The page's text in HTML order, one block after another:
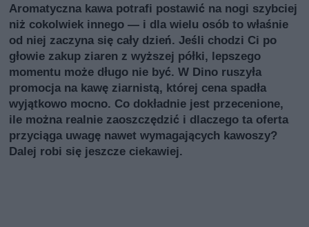
Aromatyczna kawa potrafi postawić na nogi szybciej
niż cokolwiek innego — i dla wielu osób to właśnie
od niej zaczyna się cały dzień. Jeśli chodzi Ci po
głowie zakup ziaren z wyższej półki, lepszego
momentu może długo nie być. W Dino ruszyła
promocja na kawę ziarnistą, której cena spadła
wyjątkowo mocno. Co dokładnie jest przecenione,
ile można realnie zaoszczędzić i dlaczego ta oferta
przyciąga uwagę nawet wymagających kawoszy?
Dalej robi się jeszcze ciekawiej.